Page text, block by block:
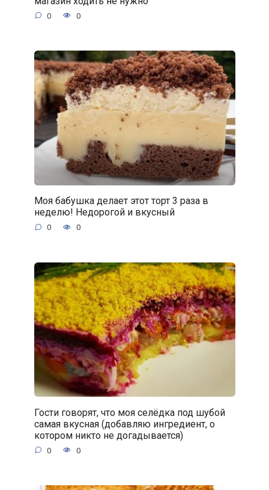
0 0
Моя бабушка делает этот торт 3 раза в
неделю! Недорогой и вкусный
0 0
Гости говорят, что моя селёдка под шубой
самая вкусная (добавляю ингредиент, о
котором никто не догадывается)
0 0